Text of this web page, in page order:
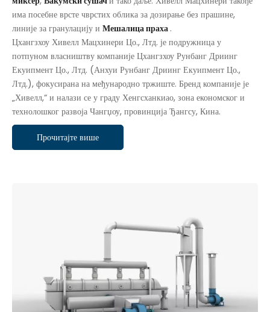
има посебне врсте чврстих облика за дозирање без прашине,
линије за гранулацију и Мешалица праха .
Цхангзхоу Хивелл Мацхинери Цо., Лтд. је подружница у
потпуном власништву компаније Цхангзхоу Рунбанг Дриинг
Екуипмент Цо., Лтд. (Анхуи Рунбанг Дриинг Екуипмент Цо.,
Лтд.), фокусирана на међународно тржиште. Бренд компаније је
„Хивелл,“ и налази се у граду Хенгсханкиао, зона економског и
технолошког развоја Чангџоу, провинција Ђангсу, Кина.
Прочитајте више